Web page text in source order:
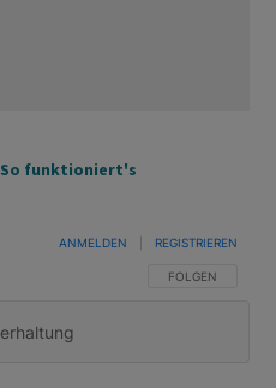
So funktioniert's
FOLGE DIESER
FOLGEN
ANMELDEN REGISTRIEREN